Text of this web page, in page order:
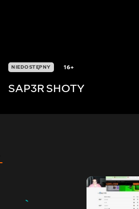
NIEDOSTĘPNY 16+
SAP3R SHOTY